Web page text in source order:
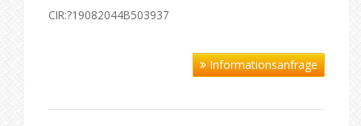
CIR:?19082044B503937
Informationsanfrage